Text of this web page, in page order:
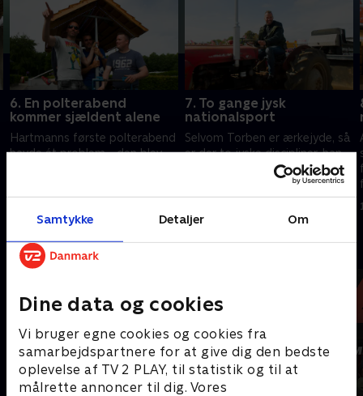
Samtykke Detaljer Om
Dine data og cookies
Vi bruger egne cookies og cookies fra
samarbejdspartnere for at give dig den bedste
oplevelse af TV 2 PLAY, til statistik og til at
målrette annoncer til dig. Vores
6. En polterabend
kommer sjældent alene
Hartmanns første polterabend
havde ét problem - den blev
Hartmann en jysk polterabend.
7. To gange jysk
nationalsport
Selvom Torben er ærkejyde, så
er der to jyske discipliner, han
ikke har dyrket specielt meget.
Det skal være slut, så nu står
dagen på traktortræk og
håndbold.
Andre så også